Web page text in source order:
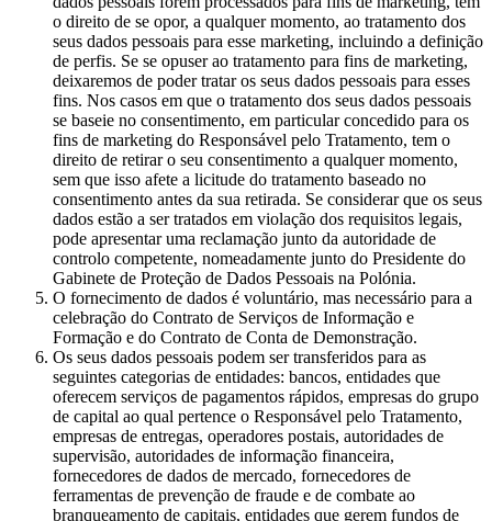
o direito de se opor, a qualquer momento, ao tratamento dos
seus dados pessoais para esse marketing, incluindo a definição
de perfis. Se se opuser ao tratamento para fins de marketing,
deixaremos de poder tratar os seus dados pessoais para esses
fins. Nos casos em que o tratamento dos seus dados pessoais
se baseie no consentimento, em particular concedido para os
fins de marketing do Responsável pelo Tratamento, tem o
direito de retirar o seu consentimento a qualquer momento,
sem que isso afete a licitude do tratamento baseado no
consentimento antes da sua retirada. Se considerar que os seus
dados estão a ser tratados em violação dos requisitos legais,
pode apresentar uma reclamação junto da autoridade de
controlo competente, nomeadamente junto do Presidente do
Gabinete de Proteção de Dados Pessoais na Polónia.
O fornecimento de dados é voluntário, mas necessário para a
celebração do Contrato de Serviços de Informação e
Formação e do Contrato de Conta de Demonstração.
Os seus dados pessoais podem ser transferidos para as
seguintes categorias de entidades: bancos, entidades que
oferecem serviços de pagamentos rápidos, empresas do grupo
de capital ao qual pertence o Responsável pelo Tratamento,
empresas de entregas, operadores postais, autoridades de
supervisão, autoridades de informação financeira,
fornecedores de dados de mercado, fornecedores de
ferramentas de prevenção de fraude e de combate ao
branqueamento de capitais, entidades que gerem fundos de